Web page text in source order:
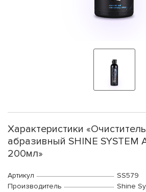
Характеристики
абразивный SHINE SYSTEM
200мл»
Артикул
SS579
Производитель
Shine